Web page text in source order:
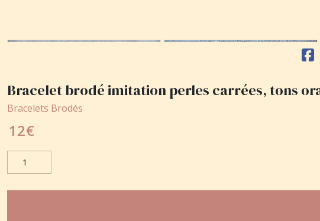
Bracelet brodé imitation perles carrées, tons
Bracelets Brodés
12€